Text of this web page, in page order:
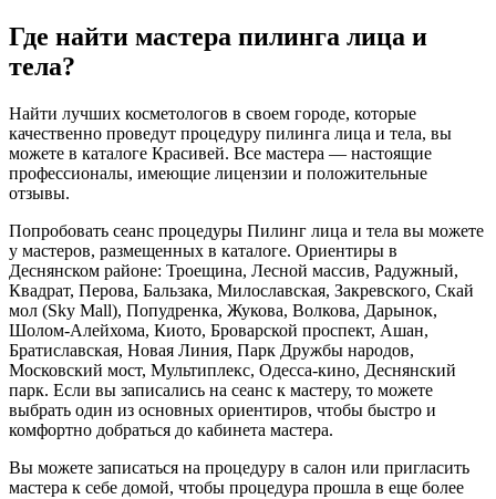
Где найти мастера пилинга лица и
тела?
Найти лучших косметологов в своем городе, которые
качественно проведут процедуру пилинга лица и тела, вы
можете в каталоге Красивей. Все мастера — настоящие
профессионалы, имеющие лицензии и положительные
отзывы.
Попробовать сеанс процедуры Пилинг лица и тела вы можете
у мастеров, размещенных в каталоге. Ориентиры в
Деснянском районе: Троещина, Лесной массив, Радужный,
Квадрат, Перова, Бальзака, Милославская, Закревского, Скай
мол (Sky Mall), Попудренка, Жукова, Волкова, Дарынок,
Шолом-Алейхома, Киото, Броварской проспект, Ашан,
Братиславская, Новая Линия, Парк Дружбы народов,
Московский мост, Мультиплекс, Одесса-кино, Деснянский
парк. Если вы записались на сеанс к мастеру, то можете
выбрать один из основных ориентиров, чтобы быстро и
комфортно добраться до кабинета мастера.
Вы можете записаться на процедуру в салон или пригласить
мастера к себе домой, чтобы процедура прошла в еще более